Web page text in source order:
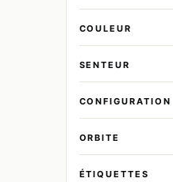
COULEUR
SENTEUR
CONFIGURATION
ORBITE
ÉTIQUETTES